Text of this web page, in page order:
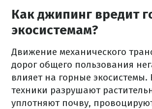
Как джипинг вредит
экосистемам?
Движение механического
дорог общего пользования
влияет на горные экосистемы.
техники разрушают
уплотняют почву,